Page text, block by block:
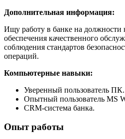
Дополнительная информация:
Ищу работу в банке на должности
обеспечения качественного
соблюдения стандартов
операций.
Компьютерные навыки:
Уверенный пользователь ПК.
Опытный пользователь MS
CRM-система банка.
Опыт работы